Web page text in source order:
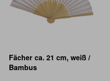
Fächer ca. 21 cm, weiß /
Bambus